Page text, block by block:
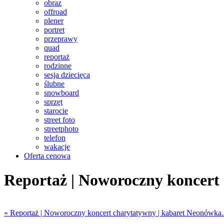
obraz
offroad
plener
portret
przeprawy
quad
reportaż
rodzinne
sesja dziecięca
ślubne
snowboard
sprzęt
starocie
street foto
streetphoto
telefon
wakacje
Oferta cenowa
Reportaż | Noworoczny
« Reportaż | Noworoczny koncert charytatywny | kabaret